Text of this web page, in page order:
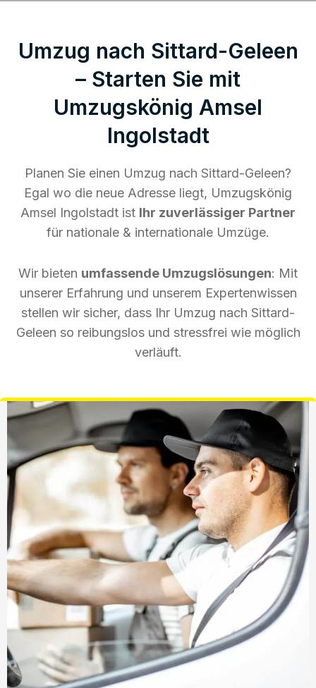
Umzug nach Sittard-Geleen
– Starten Sie mit
Umzugskönig Amsel
Ingolstadt
Planen Sie einen Umzug nach Sittard-Geleen?
Egal wo die neue Adresse liegt, Umzugskönig
Amsel Ingolstadt ist Ihr zuverlässiger Partner
für nationale & internationale Umzüge.
Wir bieten umfassende Umzugslösungen: Mit
unserer Erfahrung und unserem Expertenwissen
stellen wir sicher, dass Ihr Umzug nach Sittard-
Geleen so reibungslos und stressfrei wie möglich
verläuft.